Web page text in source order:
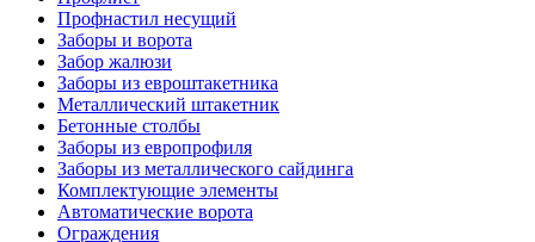
Профнастил несущий
Заборы и ворота
Забор жалюзи
Заборы из евроштакетника
Металлический штакетник
Бетонные столбы
Заборы из европрофиля
Заборы из металлического сайдинга
Комплектующие элементы
Автоматические ворота
Ограждения